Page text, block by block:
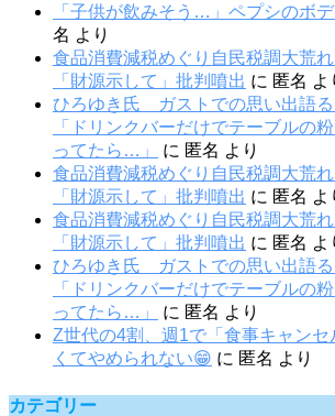
「子供が飲みそう…」ペプシのボ
名 より
食品消費減税めぐり自民税調大荒
「財源示して」批判噴出 に 匿名 よ
ひろゆき氏 ガストでの思い出語る
「ドリンクバーだけでテーブルの
ってたら…」
に 匿名 より
食品消費減税めぐり自民税調大荒
「財源示して」批判噴出 に 匿名 よ
食品消費減税めぐり自民税調大荒
「財源示して」批判噴出 に 匿名 よ
ひろゆき氏 ガストでの思い出語る
「ドリンクバーだけでテーブルの
ってたら…」
に 匿名 より
Z世代の4割、週1で「食事キャンセ
くてやめられない😁 に 匿名 より
カテゴリー